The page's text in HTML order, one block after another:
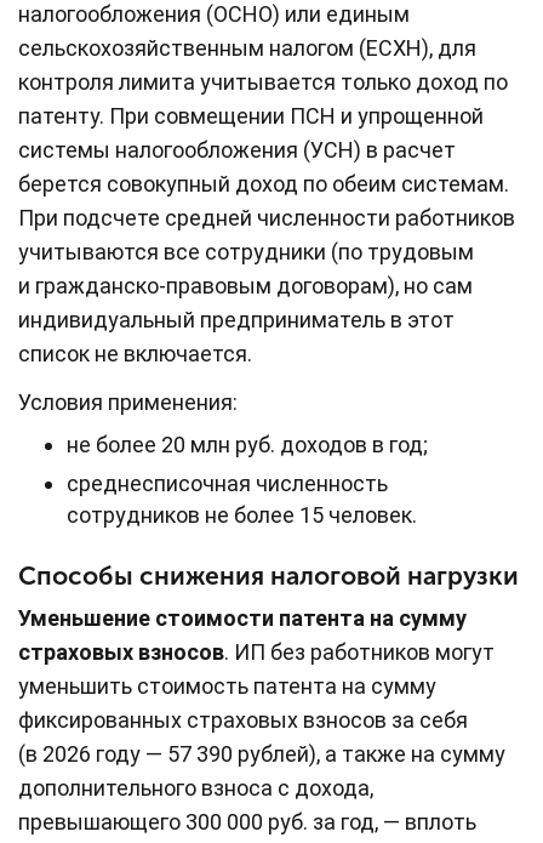
налогообложения (ОСНО) или единым
сельскохозяйственным налогом (ЕСХН), для
контроля лимита учитывается только доход по
патенту. При совмещении ПСН и упрощенной
системы налогообложения (УСН) в расчет
берется совокупный доход по обеим системам.
При подсчете средней численности работников
учитываются все сотрудники (по трудовым
и гражданско-правовым договорам), но сам
индивидуальный предприниматель в этот
список не включается.
Условия применения:
не более 20 млн руб. доходов в год;
среднесписочная численность
сотрудников не более 15 человек.
Способы снижения налоговой нагрузки
Уменьшение стоимости патента на сумму
страховых взносов. ИП без работников могут
уменьшить стоимость патента на сумму
фиксированных страховых взносов за себя
(в 2026 году — 57 390 рублей), а также на сумму
дополнительного взноса с дохода,
превышающего 300 000 руб. за год, — вплоть